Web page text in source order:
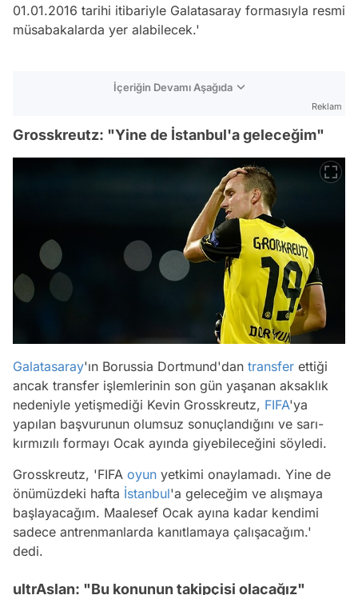
01.01.2016 tarihi itibariyle Galatasaray formasıyla resmi
müsabakalarda yer alabilecek.'
İçeriğin Devamı Aşağıda
Reklam
Grosskreutz: "Yine de İstanbul'a geleceğim"
Galatasaray'ın Borussia Dortmund'dan transfer ettiği
ancak transfer işlemlerinin son gün yaşanan aksaklık
nedeniyle yetişmediği Kevin Grosskreutz, FIFA'ya
yapılan başvurunun olumsuz sonuçlandığını ve sarı-
kırmızılı formayı Ocak ayında giyebileceğini söyledi.
Grosskreutz, 'FIFA oyun yetkimi onaylamadı. Yine de
önümüzdeki hafta İstanbul'a geleceğim ve alışmaya
başlayacağım. Maalesef Ocak ayına kadar kendimi
sadece antrenmanlarda kanıtlamaya çalışacağım.'
dedi.
ultrAslan: "Bu konunun takipçisi olacağız"